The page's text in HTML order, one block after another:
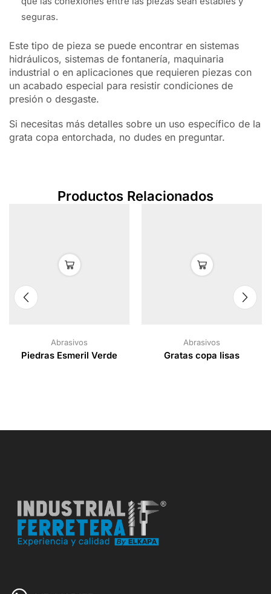
seguras.
Este tipo de pieza se puede encontrar en sistemas
hidráulicos, sistemas de fontanería, maquinaria
industrial o en aplicaciones que requieren piezas con
un acabado especial para resistir condiciones de
presión o desgaste.
Si necesitas más detalles sobre un uso específico de la
grata copa entorchada, no dudes en preguntar.
Productos Relacionados
Abrasivos
Piedras Esmeril Verde
Abrasivos
Gratas copa lisas